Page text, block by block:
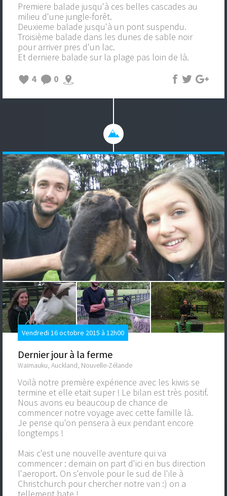
Premiere balade jusqu'à ces belles cascades au
milieu d'une jungle-forêt.
Deuxieme balade jusqu'à un pont suspendu.
Troisième balade dans les dunes de sable noir
pour arriver pres d'un lac.
Et derniere balade sur la plage pas loin de là.
4
0
Vendredi 16 octobre 2015 à 12h00
Dernier jour à la ferme
Waimauku, Auckland, Nouvelle-Zélande
Voilà notre première expérience avec les kiwis se
termine et elle etait super ! Le bilan est très positif.
Nous avons eu beaucoup de chance de
commencer notre voyage avec cette famille là.
Je pense qu'on pensera à eux pendant encore
longtemps !
Mais c'est une nouvelle aventure qui va
commencer : demain on part d'ici en bus direction
l'aeroport. On s'envole pour le sud de l'ile à
Christchurch pour chercher notre van :) on a